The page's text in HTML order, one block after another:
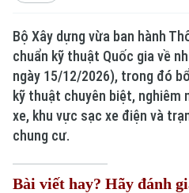
Xu hướng
Bộ Xây dựng vừa ban hành
chuẩn kỹ thuật Quốc gia về
ngày 15/12/2026), trong đó
kỹ thuật chuyên biệt, nghiêm
xe, khu vực sạc xe điện và
chung cư.
Bài viết hay? Hãy đánh